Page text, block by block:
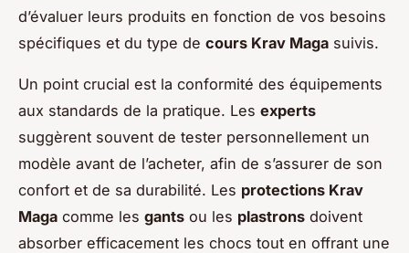
d’évaluer leurs produits en fonction de vos besoins
spécifiques et du type de cours Krav Maga suivis.
Un point crucial est la conformité des équipements
aux standards de la pratique. Les experts
suggèrent souvent de tester personnellement un
modèle avant de l’acheter, afin de s’assurer de son
confort et de sa durabilité. Les protections Krav
Maga comme les gants ou les plastrons doivent
absorber efficacement les chocs tout en offrant une